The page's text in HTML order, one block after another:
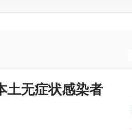
土无症状感染者